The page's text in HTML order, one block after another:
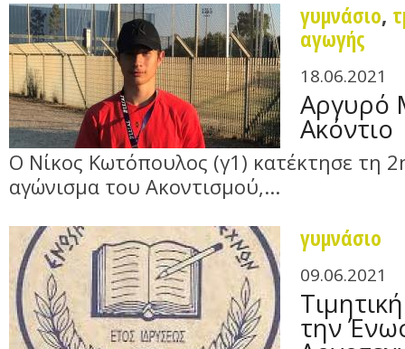
γυμνάσιο,
αγωγής
18.06.2021
Αργυρό
Ακόντιο
Ο Νίκος Κωτόπουλος (γ1) κατέκτησε τη
αγώνισμα του Ακοντισμού,...
γυμνάσιο
09.06.2021
την